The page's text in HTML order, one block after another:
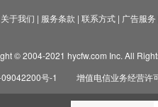
关于我们 | 服务条款 | 联系方式| 广告服务
© 2004-2021 hycfw.com Inc. All
号-1
增值电信业务经营许